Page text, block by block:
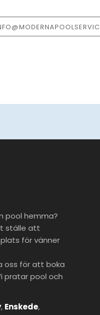
eller ring till oss, vi
pool hemma?
ställe att
för vänner
för att boka
pool och